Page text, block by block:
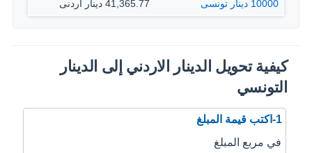
10000 دينار تونسى 41,365.77 دينار أردنى
كيفية تحويل الدينار الاردني إلى الدينار
التونسي
1-اكتب قيمة المبلغ
في مربع المبلغ